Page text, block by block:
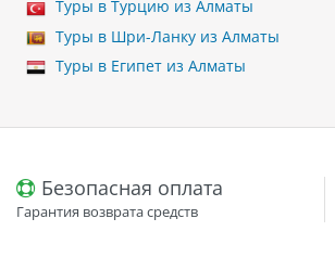
Туры в Турцию из Алматы
Туры в Шри-Ланку из Алматы
Туры в Египет из Алматы
Безопасная оплата
Гарантия возврата средств